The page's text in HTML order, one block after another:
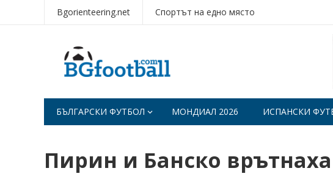
Bgorienteering.net Спортът на едно място
БЪЛГАРСКИ ФУТБОЛ МОНДИАЛ 2026 ИСПАНСКИ
Пирин и Банско